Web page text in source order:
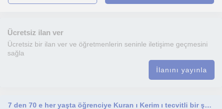
Ücretsiz ilan ver
Ücretsiz bir ilan ver ve öğretmenlerin seninle iletişime geçmesini
sağla
İlanını yayınla
7 den 70 e her yaşta öğrenciye Kuran ı Kerim ı tecvitli bir şekilde öğretebilirim